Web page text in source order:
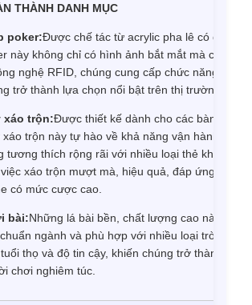
THÀNH DANH MỤC
poker:Được chế tác từ acrylic pha lê có độ
này không chỉ có hình ảnh bắt mắt mà còn có
nghệ RFID, chúng cung cấp chức năng và
trở thành lựa chọn nổi bật trên thị trường.
xáo trộn:Được thiết kế dành cho các bàn sòng
xáo trộn này tự hào về khả năng vận hành thân
tương thích rộng rãi với nhiều loại thẻ khác
xáo trộn mượt mà, hiệu quả, đáp ứng nhu
có mức cược cao.
bài:Những lá bài bền, chất lượng cao này
ngành và phù hợp với nhiều loại trò chơi
thọ và độ tin cậy, khiến chúng trở thành lựa
chơi nghiêm túc.